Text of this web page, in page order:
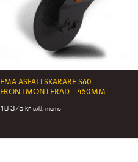
EMA ASFALTSKÄRARE S60
FRONTMONTERAD – 450MM
18 375kr exkl. moms